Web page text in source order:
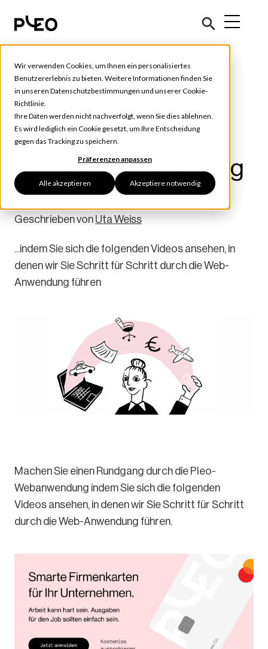
Wir verwenden Cookies, um Ihnen ein personalisiertes
Benutzererlebnis zu bieten. Weitere Informationen finden Sie
in unseren Datenschutzbestimmungen und unsererCookie-
Richtlinie.
Ihre Daten werden nicht nachverfolgt, wenn Sie dies ablehnen.
Es wird lediglich ein Cookie gesetzt, um Ihre Entscheidung
gegen das Tracking zu speichern.
Präferenzen anpassen
Alle akzeptieren Akzeptiere notwendig
Ausgabenverwaltung
Machen Sie einen
Rundgang durch die
Pleo-Webanwendung
Geschrieben von Uta Weiss
...indem Sie sich die folgenden Videos ansehen, in
denen wir Sie Schritt für Schritt durch die Web-
Anwendung führen
Machen Sie einen Rundgang durch die Pleo-
Webanwendung indem Sie sich die folgenden
Videos ansehen, in denen wir Sie Schritt für Schritt
durch die Web-Anwendung führen.